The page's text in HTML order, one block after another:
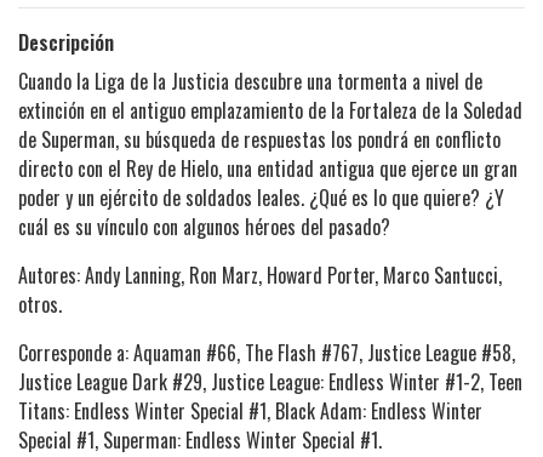
Descripción
Cuando la Liga de la Justicia descubre una tormenta a nivel de
extinción en el antiguo emplazamiento de la Fortaleza de la Soledad
de Superman, su búsqueda de respuestas los pondrá en conflicto
directo con el Rey de Hielo, una entidad antigua que ejerce un gran
poder y un ejército de soldados leales. ¿Qué es lo que quiere? ¿Y
cuál es su vínculo con algunos héroes del pasado?
Autores: Andy Lanning, Ron Marz, Howard Porter, Marco Santucci,
otros.
Corresponde a: Aquaman #66, The Flash #767, Justice League #58,
Justice League Dark #29, Justice League: Endless Winter #1-2, Teen
Titans: Endless Winter Special #1, Black Adam: Endless Winter
Special #1, Superman: Endless Winter Special #1.